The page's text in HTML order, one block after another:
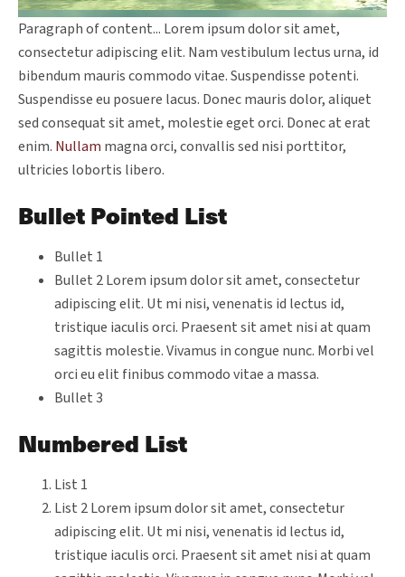
Paragraph of content... Lorem ipsum dolor sit amet,
consectetur adipiscing elit. Nam vestibulum lectus urna, id
bibendum mauris commodo vitae. Suspendisse potenti.
Suspendisse eu posuere lacus. Donec mauris dolor, aliquet
sed consequat sit amet, molestie eget orci. Donec at erat
enim. Nullam magna orci, convallis sed nisi porttitor,
ultricies lobortis libero.
Bullet Pointed List
Bullet 1
Bullet 2 Lorem ipsum dolor sit amet, consectetur
adipiscing elit. Ut mi nisi, venenatis id lectus id,
tristique iaculis orci. Praesent sit amet nisi at quam
sagittis molestie. Vivamus in congue nunc. Morbi vel
orci eu elit finibus commodo vitae a massa.
Bullet 3
Numbered List
List 1
List 2 Lorem ipsum dolor sit amet, consectetur
adipiscing elit. Ut mi nisi, venenatis id lectus id,
tristique iaculis orci. Praesent sit amet nisi at quam